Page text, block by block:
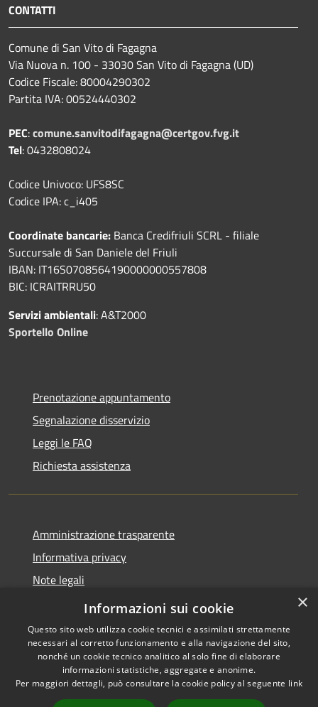
CONTATTI
Comune di San Vito di Fagagna
Via Nuova n. 100 - 33030 San Vito di Fagagna (UD)
Codice Fiscale: 80004290302
Partita IVA: 00524440302
PEC:comune.sanvitodifagagna@certgov.fvg.it
Tel: 0432808024
Codice Univoco: UFS8SC
Codice IPA: c_i405
Coordinate bancarie: Banca Credifriuli SCRL - filiale
Succursale di San Daniele del Friuli
IBAN: IT16S0708564190000000557808
BIC: ICRAITRRU50
Servizi ambientali: A&T2000
Sportello Online
Prenotazione appuntamento
Segnalazione disservizio
Leggi le FAQ
Richiesta assistenza
Amministrazione trasparente
Informativa privacy
Note legali
Dichiarazione di accessibilità
Accessibilità
Copyright © 2026 • Comune di
San Vito di Fagagna • Powered
×
Informazioni sui cookie
Questo sito web utilizza cookie tecnici e assimilati strettamente
necessari al corretto funzionamento e alla navigazione del sito,
nonché un cookie tecnico analitico al solo fine di elaborare
informazioni statistiche, aggregate e anonime.
Per maggiori dettagli, può consultare la cookie policy al seguente link